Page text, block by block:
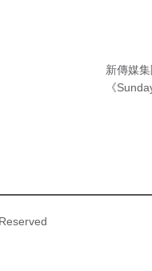
新傳媒
《